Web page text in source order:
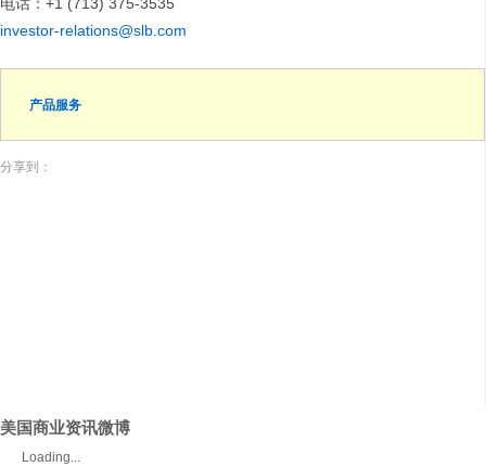
电话：+1 (713) 375-3535
investor-relations@slb.com
产品服务
分享到：
美国商业资讯微博
Loading...